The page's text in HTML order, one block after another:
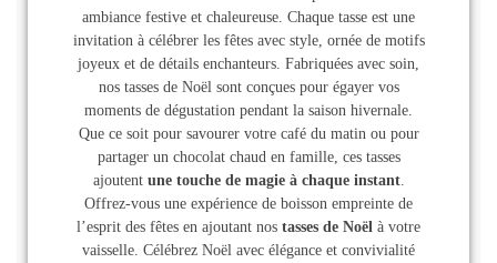
ambiance festive et chaleureuse. Chaque tasse est une
invitation à célébrer les fêtes avec style, ornée de motifs
joyeux et de détails enchanteurs. Fabriquées avec soin,
nos tasses de Noël sont conçues pour égayer vos
moments de dégustation pendant la saison hivernale.
Que ce soit pour savourer votre café du matin ou pour
partager un chocolat chaud en famille, ces tasses
ajoutent une touche de magie à chaque instant.
Offrez-vous une expérience de boisson empreinte de
l’esprit des fêtes en ajoutant nos tasses de Noël à votre
vaisselle. Célébrez Noël avec élégance et convivialité